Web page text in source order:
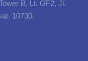
B, Lt. GF2, Jl.
10730.